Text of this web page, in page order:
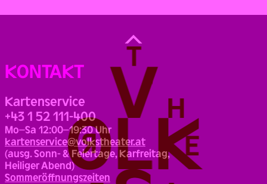
Back
to
KONTAKT
Kartenservice
+43 1 52 111-400
Mo–Sa 12:00–19:30 Uhr
kartenservice@volkstheater.at
(ausg. Sonn- & Feiertage, Karfreitag,
Heiliger Abend)
Sommeröffnungszeiten